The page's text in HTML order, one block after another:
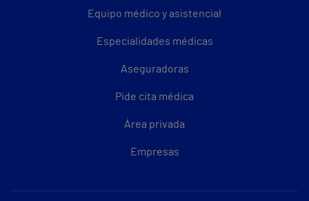
Equipo médico y asistencial
Especialidades médicas
Aseguradoras
Pide cita médica
Área privada
Empresas